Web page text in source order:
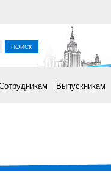
Выпускникам